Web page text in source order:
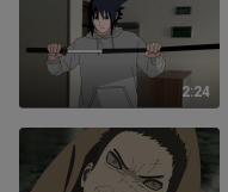
2:24